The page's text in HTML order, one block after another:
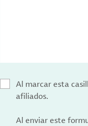
Al marcar esta
afiliados.
Al enviar este